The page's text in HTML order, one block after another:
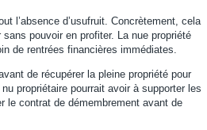
l’absence d’usufruit. Concrètement, cela
pouvoir en profiter. La nue propriété
de rentrées financières immédiates.
de récupérer la pleine propriété pour
propriétaire pourrait avoir à supporter les
le contrat de démembrement avant de